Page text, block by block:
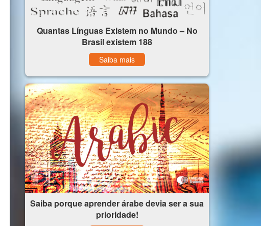
Quantas Línguas Existem no Mundo – No
Brasil existem 188
Saiba mais
Saiba porque aprender árabe devia ser a sua
prioridade!